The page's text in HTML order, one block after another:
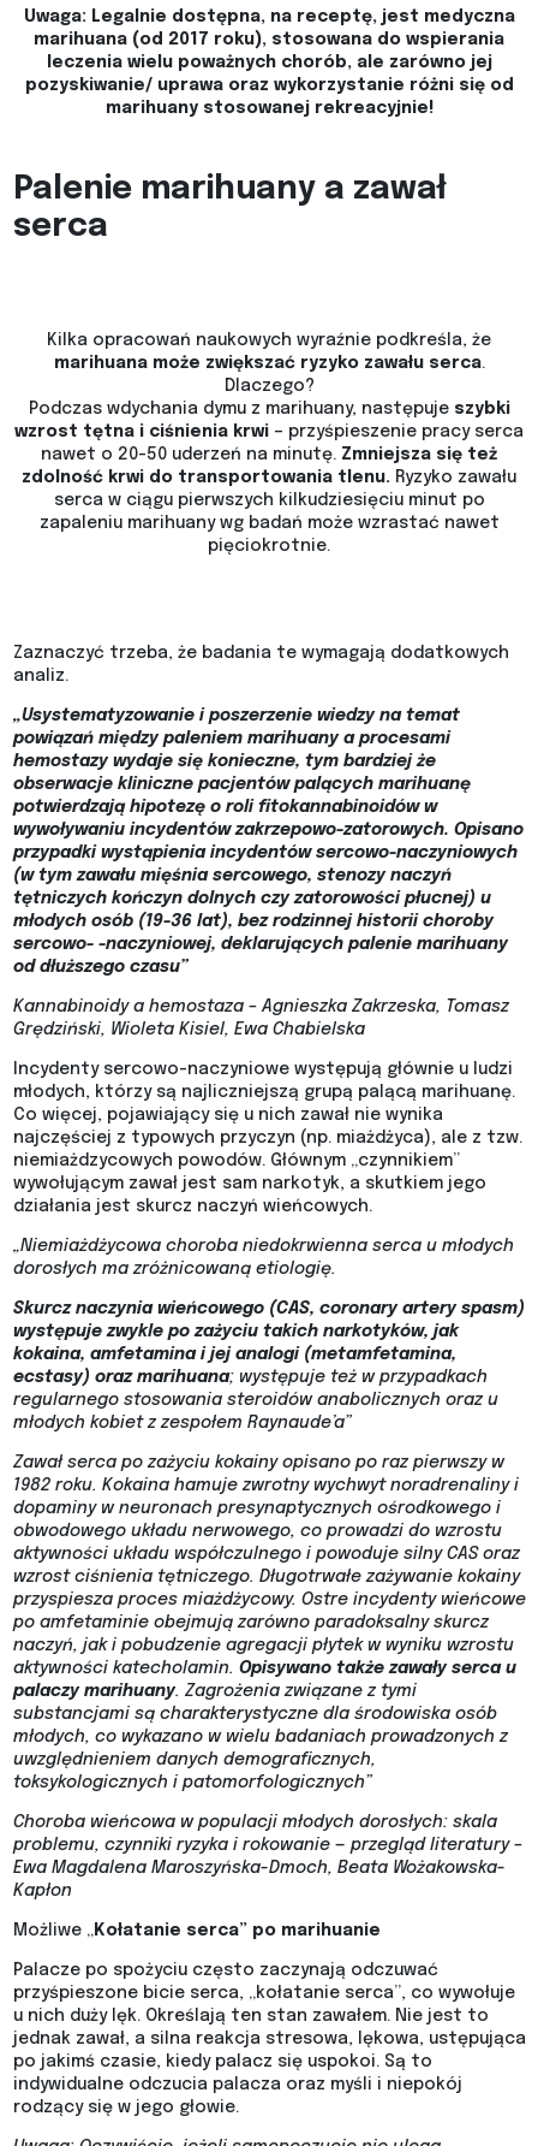
Uwaga: Legalnie dostępna, na receptę, jest medyczna
marihuana (od 2017 roku), stosowana do wspierania
leczenia wielu poważnych chorób, ale zarówno jej
pozyskiwanie/ uprawa oraz wykorzystanie różni się od
marihuany stosowanej rekreacyjnie!
Palenie marihuany a zawał
serca
Kilka opracowań naukowych wyraźnie podkreśla, że
marihuana może zwiększać ryzyko zawału serca.
Dlaczego?
Podczas wdychania dymu z marihuany, następuje szybki
wzrost tętna i ciśnienia krwi – przyśpieszenie pracy serca
nawet o 20-50 uderzeń na minutę. Zmniejsza się też
zdolność krwi do transportowania tlenu. Ryzyko zawału
serca w ciągu pierwszych kilkudziesięciu minut po
zapaleniu marihuany wg badań może wzrastać nawet
pięciokrotnie.
Zaznaczyć trzeba, że badania te wymagają dodatkowych
analiz.
„Usystematyzowanie i poszerzenie wiedzy na temat
powiązań między paleniem marihuany a procesami
hemostazy wydaje się konieczne, tym bardziej że
obserwacje kliniczne pacjentów palących marihuanę
potwierdzają hipotezę o roli fitokannabinoidów w
wywoływaniu incydentów zakrzepowo-zatorowych. Opisano
przypadki wystąpienia incydentów sercowo-naczyniowych
(w tym zawału mięśnia sercowego, stenozy naczyń
tętniczych kończyn dolnych czy zatorowości płucnej) u
młodych osób (19-36 lat), bez rodzinnej historii choroby
sercowo- -naczyniowej, deklarujących palenie marihuany
od dłuższego czasu”
Kannabinoidy a hemostaza – Agnieszka Zakrzeska, Tomasz
Grędziński, Wioleta Kisiel, Ewa Chabielska
Incydenty sercowo-naczyniowe występują głównie u ludzi
młodych, którzy są najliczniejszą grupą palącą marihuanę.
Co więcej, pojawiający się u nich zawał nie wynika
najczęściej z typowych przyczyn (np. miażdżyca), ale z tzw.
niemiażdzycowych powodów. Głównym „czynnikiem”
wywołującym zawał jest sam narkotyk, a skutkiem jego
działania jest skurcz naczyń wieńcowych.
„Niemiażdżycowa choroba niedokrwienna serca u młodych
dorosłych ma zróżnicowaną etiologię.
Skurcz naczynia wieńcowego (CAS, coronary artery spasm)
występuje zwykle po zażyciu takich narkotyków, jak
kokaina, amfetamina i jej analogi (metamfetamina,
ecstasy) oraz marihuana; występuje też w przypadkach
regularnego stosowania steroidów anabolicznych oraz u
młodych kobiet z zespołem Raynaude’a”
Zawał serca po zażyciu kokainy opisano po raz pierwszy w
1982 roku. Kokaina hamuje zwrotny wychwyt noradrenaliny i
dopaminy w neuronach presynaptycznych ośrodkowego i
obwodowego układu nerwowego, co prowadzi do wzrostu
aktywności układu współczulnego i powoduje silny CAS oraz
wzrost ciśnienia tętniczego. Długotrwałe zażywanie kokainy
przyspiesza proces miażdżycowy. Ostre incydenty wieńcowe
po amfetaminie obejmują zarówno paradoksalny skurcz
naczyń, jak i pobudzenie agregacji płytek w wyniku wzrostu
aktywności katecholamin. Opisywano także zawały serca u
palaczy marihuany. Zagrożenia związane z tymi
substancjami są charakterystyczne dla środowiska osób
młodych, co wykazano w wielu badaniach prowadzonych z
uwzględnieniem danych demograficznych,
toksykologicznych i patomorfologicznych”
Choroba wieńcowa w populacji młodych dorosłych: skala
problemu, czynniki ryzyka i rokowanie — przegląd literatury –
Ewa Magdalena Maroszyńska-Dmoch, Beata Wożakowska-
Kapłon
Możliwe „Kołatanie serca” po marihuanie
Palacze po spożyciu często zaczynają odczuwać
przyśpieszone bicie serca, „kołatanie serca”, co wywołuje
u nich duży lęk. Określają ten stan zawałem. Nie jest to
jednak zawał, a silna reakcja stresowa, lękowa, ustępująca
po jakimś czasie, kiedy palacz się uspokoi. Są to
indywidualne odczucia palacza oraz myśli i niepokój
rodzący się w jego głowie.